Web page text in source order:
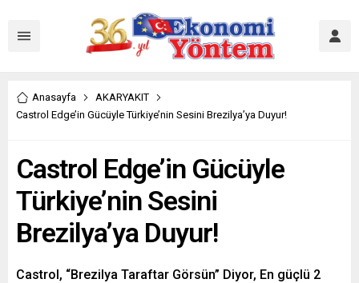
Anasayfa
AKARYAKIT
Castrol Edge’in Gücüyle Türkiye’nin Sesini Brezilya’ya Duyur!
Castrol Edge’in Gücüyle
Türkiye’nin Sesini
Brezilya’ya Duyur!
Castrol, “Brezilya Taraftar Görsün” Diyor, En güçlü 2